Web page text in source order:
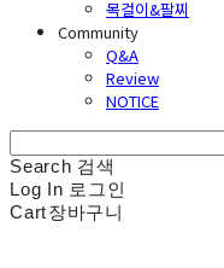
목걸이&팔찌
Community
Q&A
Review
NOTICE
Search 검색
Log In 로그인
Cart장바구니